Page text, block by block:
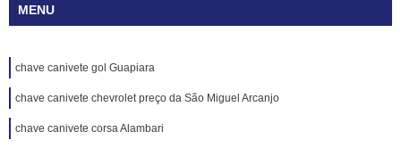
MENU
chave canivete gol Guapiara
chave canivete chevrolet preço da São Miguel Arcanjo
chave canivete corsa Alambari